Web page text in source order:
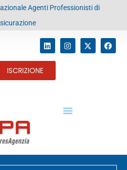
Agenti Professionisti di
ISCRIZIONE